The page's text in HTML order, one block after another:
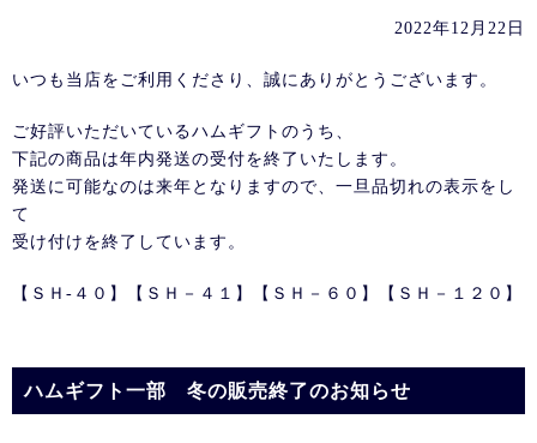
2022年12月22日
いつも当店をご利用くださり、誠にありがとうございます。
ご好評いただいているハムギフトのうち、
下記の商品は年内発送の受付を終了いたします。
発送に可能なのは来年となりますので、一旦品切れの表示をし
て
受け付けを終了しています。
【ＳＨ-４０】【ＳＨ－４１】【ＳＨ－６０】【ＳＨ－１２０】
ハムギフト一部 冬の販売終了のお知らせ